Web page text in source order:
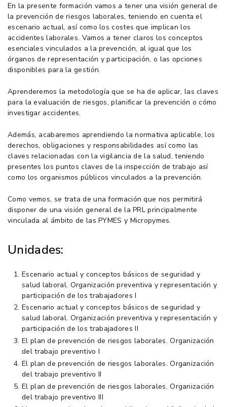
En la presente formación vamos a tener una visión general de
la prevención de riesgos laborales, teniendo en cuenta el
escenario actual, así como los costes que implican los
accidentes laborales. Vamos a tener claros los conceptos
esenciales vinculados a la prevención, al igual que los
órganos de representación y participación, o las opciones
disponibles para la gestión.
Aprenderemos la metodología que se ha de aplicar, las claves
para la evaluación de riesgos, planificar la prevención o cómo
investigar accidentes.
Además, acabaremos aprendiendo la normativa aplicable, los
derechos, obligaciones y responsabilidades así como las
claves relacionadas con la vigilancia de la salud, teniendo
presentes los puntos claves de la inspección de trabajo así
como los organismos públicos vinculados a la prevención.
Como vemos, se trata de una formación que nos permitirá
disponer de una visión general de la PRL principalmente
vinculada al ámbito de las PYMES y Micropymes.
Unidades:
Escenario actual y conceptos básicos de seguridad y
salud laboral. Organización preventiva y representación y
participación de los trabajadores I
Escenario actual y conceptos básicos de seguridad y
salud laboral. Organización preventiva y representación y
participación de los trabajadores II
El plan de prevención de riesgos laborales. Organización
del trabajo preventivo I
El plan de prevención de riesgos laborales. Organización
del trabajo preventivo II
El plan de prevención de riesgos laborales. Organización
del trabajo preventivo III